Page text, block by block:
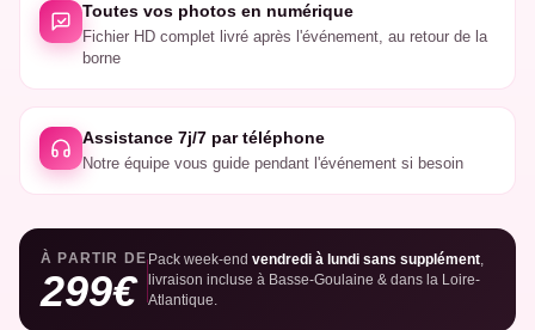
Toutes vos photos en numérique
Fichier HD complet livré après l'événement, au retour de la
borne
Assistance 7j/7 par téléphone
Notre équipe vous guide pendant l'événement si besoin
À PARTIR DE
299€
Pack week-endvendredi à lundi sans supplément,
livraison incluse à Basse-Goulaine & dans la Loire-
Atlantique.